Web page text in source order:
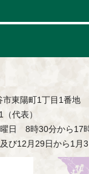
東陽町1丁目1番地
代表）
曜日 8時30分から17
び12月29日から1月3